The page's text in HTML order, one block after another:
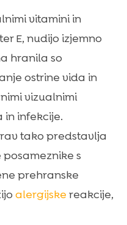
vitamini in
E, nudijo izjemno
hranila so
ostrine vida in
vizualnimi
in infekcije.
tako predstavlja
s
prehranske
alergijske reakcije,